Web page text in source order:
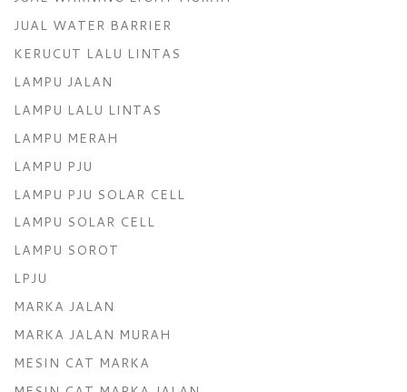
JUAL WATER BARRIER
KERUCUT LALU LINTAS
LAMPU JALAN
LAMPU LALU LINTAS
LAMPU MERAH
LAMPU PJU
LAMPU PJU SOLAR CELL
LAMPU SOLAR CELL
LAMPU SOROT
LPJU
MARKA JALAN
MARKA JALAN MURAH
MESIN CAT MARKA